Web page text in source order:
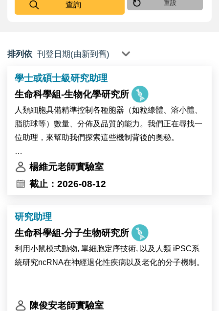
查詢 重設
排列依
學士或碩士級研究助理
生命科學組-生物化學研究所
人類細胞具備精準控制各種胞器（如粒線體、溶小體、
脂肪球等）數量、分佈及品質的能力。我們正在尋找一
位助理，來幫助我們探索這些機制背後的奧秘。
作為我們團隊的一員，您將運用以下技術和方法進行研
究：
 細胞影像擷取及分析
 各種細胞、生化及分子生物學的研究方法
我們的要求
 具備細胞操作和影像分析經驗者優先考慮
楊維元老師實驗室
截止：2026-08-12
研究助理
生命科學組-分子生物研究所
利用小鼠模式動物, 單細胞定序技術, 以及人類 iPSC系
統研究ncRNA在神經退化性疾病以及老化的分子機制。
陳俊安老師實驗室